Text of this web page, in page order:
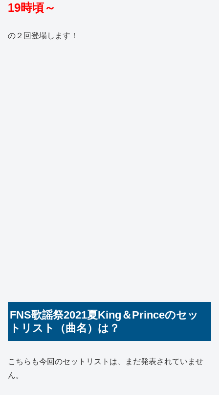
19時頃～
の２回登場します！
FNS歌謡祭2021夏King＆Princeのセッ
トリスト（曲名）は？
こちらも今回のセットリストは、まだ発表されていませ
ん。